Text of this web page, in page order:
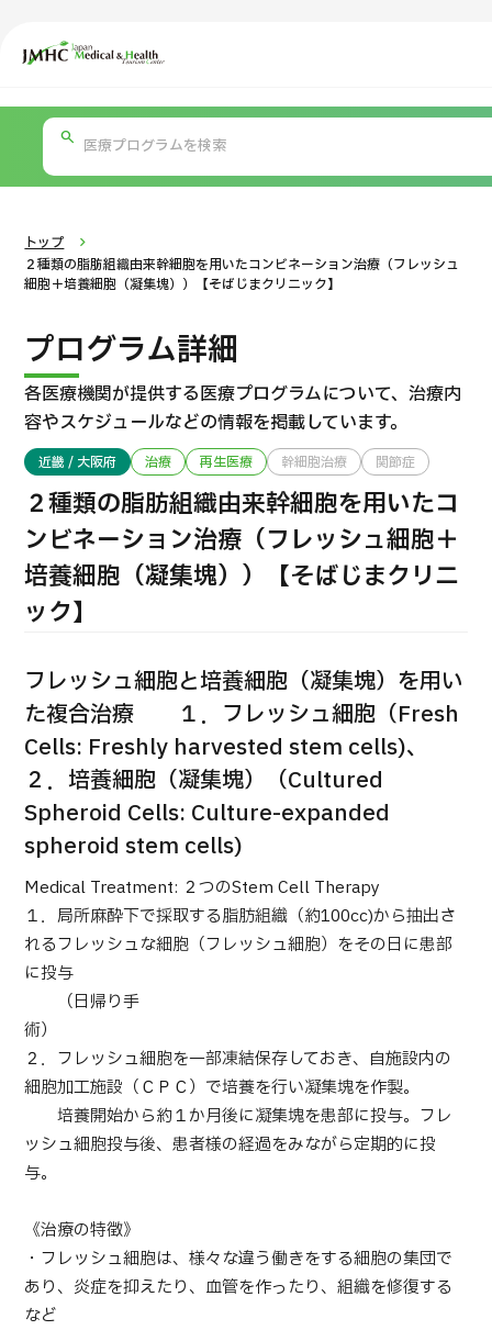
ジャパン・メディカル＆ヘルスツーリズムセンター（JMHC）
部位・疾病で探す
TOP
JMHCについて
外国人受療者様へ
日本の医療について
受診の流れ
部位・疾病で探す
検査・術式・
治療方法で探す
美容医療を探す
PICK UP PROGRAM
国際セカンドオピニオンパッケージ （湘南鎌倉総合病院）
治療 治療
2026.01.12
トップ
２種類の脂肪組織由来幹細胞を用いたコンビネーション治療（フレッシュ
細胞＋培養細胞（凝集塊））【そばじまクリニック】
プログラム詳細
各医療機関が提供する医療プログラムについて、治療内
容やスケジュールなどの情報を掲載しています。
近畿 / 大阪府 治療 再生医療 幹細胞治療 関節症
２種類の脂肪組織由来幹細胞を用いたコ
ンビネーション治療（フレッシュ細胞＋
培養細胞（凝集塊））【そばじまクリニ
ック】
フレッシュ細胞と培養細胞（凝集塊）を用い
た複合治療 １．フレッシュ細胞（Fresh
Cells: Freshly harvested stem cells)、
２．培養細胞（凝集塊）（Cultured
Spheroid Cells: Culture-expanded
spheroid stem cells)
Medical Treatment: ２つのStem Cell Therapy
１．局所麻酔下で採取する脂肪組織（約100cc)から抽出さ
れるフレッシュな細胞（フレッシュ細胞）をその日に患部
に投与
（日帰り手
術
２．フレッシュ細胞を一部凍結保存しておき、自施設内の
細胞加工施設（ＣＰＣ）で培養を行い凝集塊を作製。
培養開始から約１か月後に凝集塊を患部に投与。フレ
ッシュ細胞投与後、患者様の経過をみながら定期的に投
与。
《治療の特徴》
・フレッシュ細胞は、様々な違う働きをする細胞の集団で
あり、炎症を抑えたり、血管を作ったり、組織を修復する
など